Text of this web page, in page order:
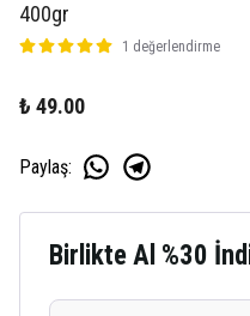
400gr
1 değerlendirme
₺ 49.00
Paylaş:
Birlikte Al %30